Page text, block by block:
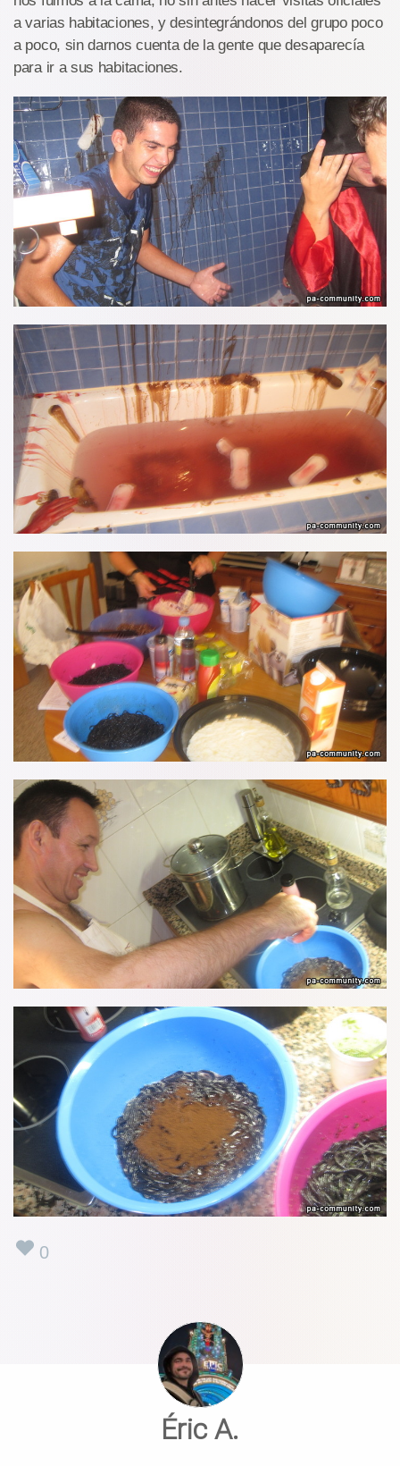
a varias habitaciones, y desintegrándonos del grupo poco
a poco, sin darnos cuenta de la gente que desaparecía
para ir a sus habitaciones.
0
Éric A.